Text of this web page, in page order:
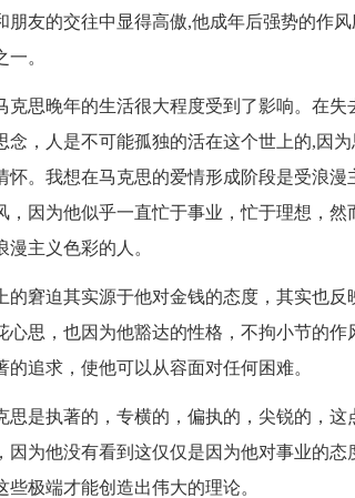
朋友的交往中显得高傲,他成年后强势的作
。
克思晚年的生活很大程度受到了影响。在
念，人是不可能孤独的活在这个世上的,因
怀。我想在马克思的爱情形成阶段是受浪
，因为他似乎一直忙于事业，忙于理想，
主义色彩的人。
的窘迫其实源于他对金钱的态度，其实也
心思，也因为他豁达的性格，不拘小节的
的追求，使他可以从容面对任何困难。
思是执著的，专横的，偏执的，尖锐的，
因为他没有看到这仅仅是因为他对事业的
些极端才能创造出伟大的理论。